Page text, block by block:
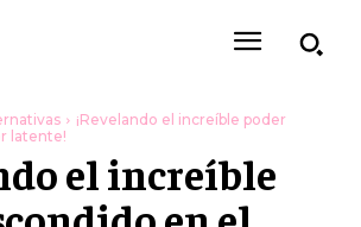
¡Revelando el increíble poder
latente!
el increíble